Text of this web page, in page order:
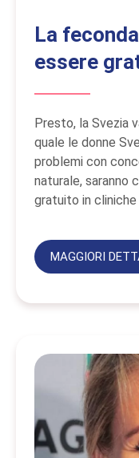
La
essere
Presto, la Svezia
quale le donne
problemi con
naturale, saranno
gratuito in
MAGGIORI